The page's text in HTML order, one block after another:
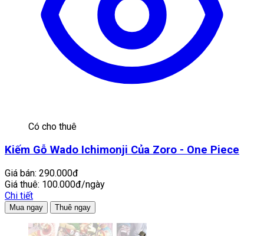
Có cho thuê
Kiếm Gỗ Wado Ichimonji Của Zoro - One Piece
Giá bán: 290.000đ
Giá thuê: 100.000đ/ngày
Chi tiết
Mua ngay Thuê ngay